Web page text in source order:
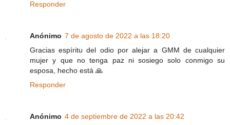
Responder
Anónimo 7 de agosto de 2022 a las 18:20
Gracias espíritu del odio por alejar a GMM de cualquier
mujer y que no tenga paz ni sosiego solo conmigo su
esposa, hecho está 🙏
Responder
Anónimo 4 de septiembre de 2022 a las 20:42